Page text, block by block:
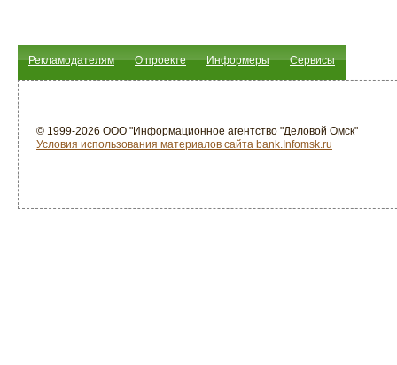
Рекламодателям О проекте Информеры Сервисы
© 1999-2026 ООО "Информационное агентство "Деловой Омск"
Условия использования материалов сайта bank.Infomsk.ru